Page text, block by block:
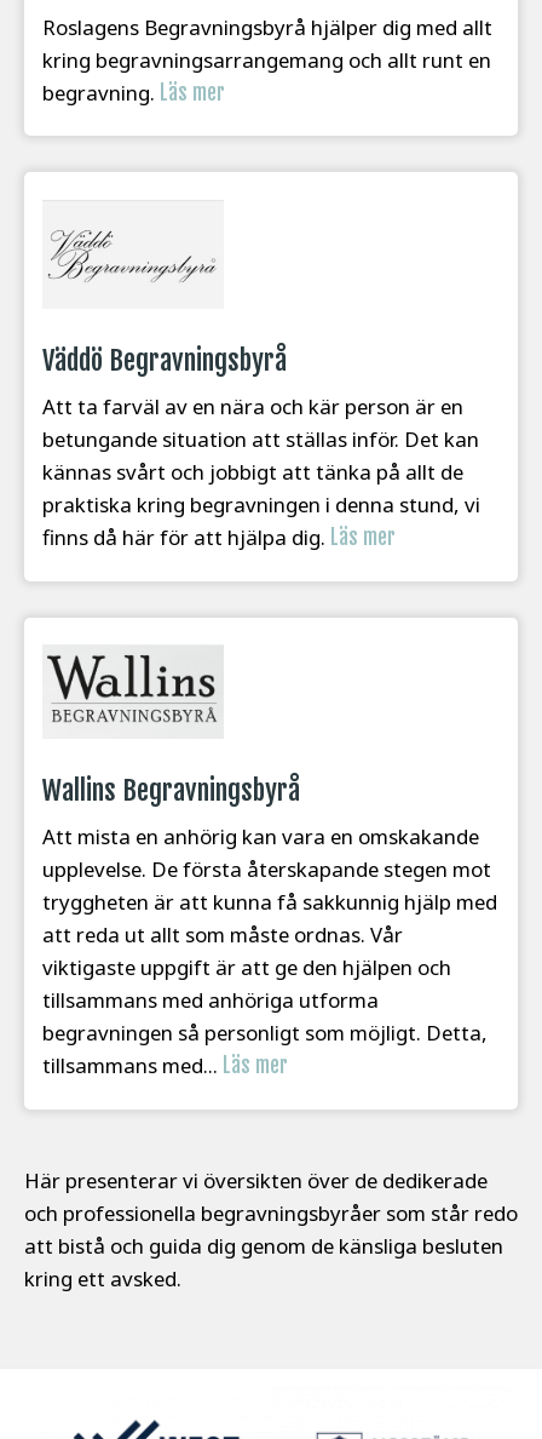
Roslagens Begravningsbyrå hjälper dig med allt
kring begravningsarrangemang och allt runt en
begravning. Läs mer
Väddö Begravningsbyrå
Att ta farväl av en nära och kär person är en
betungande situation att ställas inför. Det kan
kännas svårt och jobbigt att tänka på allt de
praktiska kring begravningen i denna stund, vi
finns då här för att hjälpa dig. Läs mer
Wallins Begravningsbyrå
Att mista en anhörig kan vara en omskakande
upplevelse. De första återskapande stegen mot
tryggheten är att kunna få sakkunnig hjälp med
att reda ut allt som måste ordnas. Vår
viktigaste uppgift är att ge den hjälpen och
tillsammans med anhöriga utforma
begravningen så personligt som möjligt. Detta,
tillsammans med... Läs mer
Här presenterar vi översikten över de dedikerade
och professionella begravningsbyråer som står redo
att bistå och guida dig genom de känsliga besluten
kring ett avsked.